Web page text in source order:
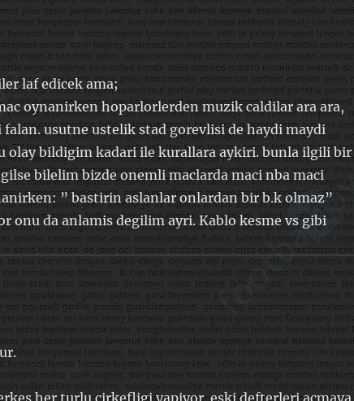
laf edicek ama;
oynanirken hoparlorlerden muzik caldilar ara ara,
usutne ustelik stad gorevlisi de haydi maydi
olay bildigim kadari ile kurallara aykiri. bunla ilgili bir
bilelim bizde onemli maclarda maci nba maci
” bastirin aslanlar onlardan bir b.k olmaz”
onu da anlamis degilim ayri. Kablo kesme vs gibi